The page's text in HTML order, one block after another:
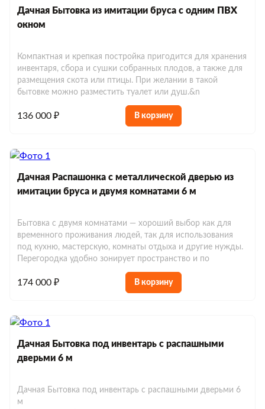
Дачная Бытовка из имитации бруса с одним ПВХ
окном
Компактная и крепкая постройка пригодится для хранения
инвентаря, сбора и сушки собранных плодов, а также для
размещения скота или птицы. При желании в такой
бытовке можно разместить туалет или душ.&n
136 000 ₽ В корзину
Дачная Распашонка с металлической дверью из
имитации бруса и двумя комнатами 6 м
Бытовка с двумя комнатами — хороший выбор как для
временного проживания людей, так для использования
под кухню, мастерскую, комнаты отдыха и другие нужды.
Перегородка удобно зонирует пространство и по
174 000 ₽ В корзину
Дачная Бытовка под инвентарь с распашными
дверьми 6 м
Дачная Бытовка под инвентарь с распашными дверьми 6
м